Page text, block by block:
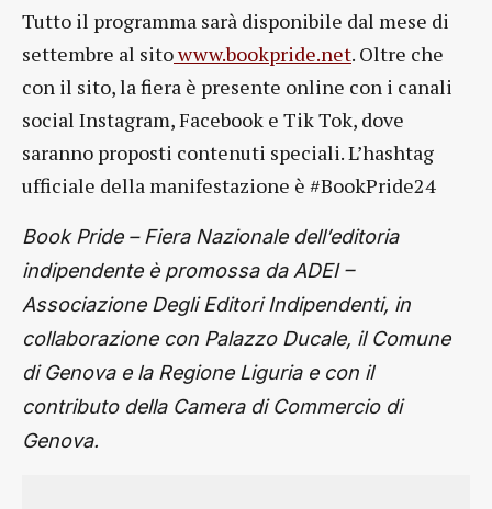
Tutto il programma sarà disponibile dal mese di
settembre al sitowww.bookpride.net. Oltre che
con il sito, la fiera è presente online con i canali
social Instagram, Facebook e Tik Tok, dove
saranno proposti contenuti speciali. L’hashtag
ufficiale della manifestazione è #BookPride24
Book Pride – Fiera Nazionale dell’editoria
indipendente è promossa da ADEI –
Associazione Degli Editori Indipendenti, in
collaborazione con Palazzo Ducale, il Comune
di Genova e la Regione Liguria e con il
contributo della Camera di Commercio di
Genova.